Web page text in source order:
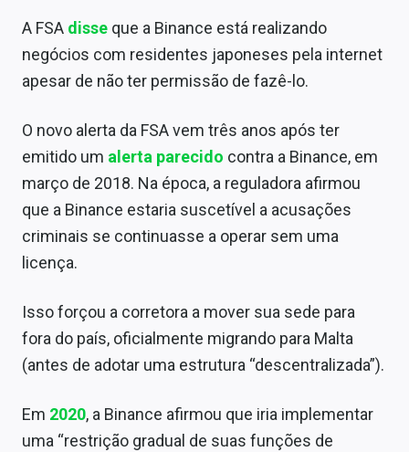
Sobre
Expediente
A FSA disse que a Binance está realizando
negócios com residentes japoneses pela internet
apesar de não ter permissão de fazê-lo.
O novo alerta da FSA vem três anos após ter
emitido um alerta parecido contra a Binance, em
março de 2018. Na época, a reguladora afirmou
que a Binance estaria suscetível a acusações
criminais se continuasse a operar sem uma
licença.
Isso forçou a corretora a mover sua sede para
fora do país, oficialmente migrando para Malta
(antes de adotar uma estrutura “descentralizada”).
Em 2020, a Binance afirmou que iria implementar
uma “restrição gradual de suas funções de